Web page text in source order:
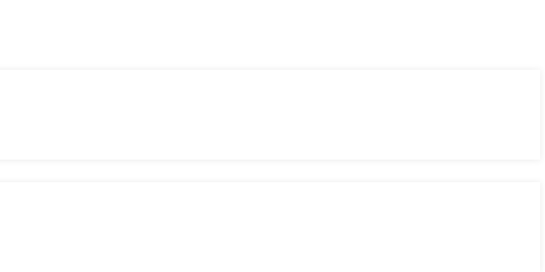
senza complicazioni.
del mercato.
piattaforme e dApp.